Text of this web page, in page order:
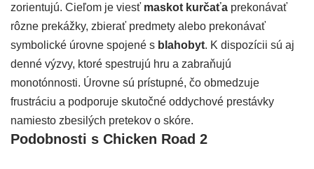
zorientujú. Cieľom je viesť maskot kurčaťa prekonávať
rôzne prekážky, zbierať predmety alebo prekonávať
symbolické úrovne spojené s blahobyt. K dispozícii sú aj
denné výzvy, ktoré spestrujú hru a zabraňujú
monotónnosti. Úrovne sú prístupné, čo obmedzuje
frustráciu a podporuje skutočné oddychové prestávky
namiesto zbesilých pretekov o skóre.
Podobnosti s Chicken Road 2